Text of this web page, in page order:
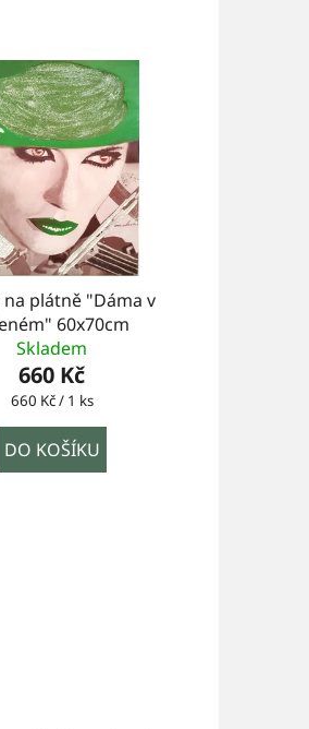
plátně "Dáma v
60x70cm
Skladem
660 Kč
Měrná
660 Kč / 1 ks
DO KOŠÍKU